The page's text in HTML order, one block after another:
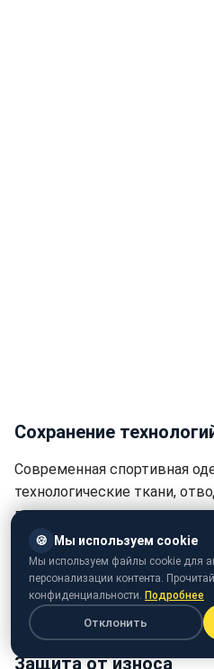
Сохранение
Современная спортивная
технологические ткани,
помогают регулировать
блокируют вредное
Эти технологии могут быть
одеждой неправильно
стирать ее с
одеждой.
Защита от износа
🍪 Мы используем cookie
Мы используем файлы cookie для
персонализации контента.
конфиденциальности. Подробнее
Отклонить